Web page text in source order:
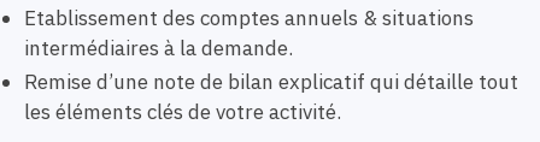
Etablissement des comptes annuels & situations
intermédiaires à la demande.
Remise d’une note de bilan explicatif qui détaille tout
les éléments clés de votre activité.